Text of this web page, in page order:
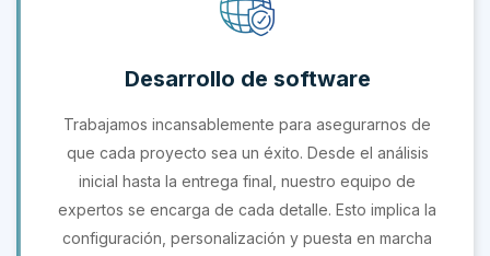
Desarrollo de software
Trabajamos incansablemente para asegurarnos de
que cada proyecto sea un éxito. Desde el análisis
inicial hasta la entrega final, nuestro equipo de
expertos se encarga de cada detalle. Esto implica la
configuración, personalización y puesta en marcha